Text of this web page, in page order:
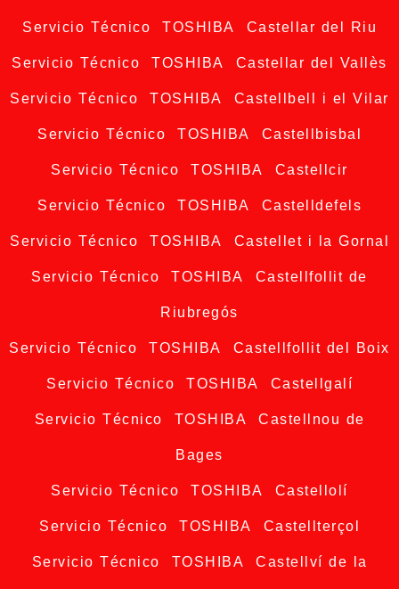
Servicio Técnico TOSHIBA Castellar del Riu
Servicio Técnico TOSHIBA Castellar del Vallès
Servicio Técnico TOSHIBA Castellbell i el Vilar
Servicio Técnico TOSHIBA Castellbisbal
Servicio Técnico TOSHIBA Castellcir
Servicio Técnico TOSHIBA Castelldefels
Servicio Técnico TOSHIBA Castellet i la Gornal
Servicio Técnico TOSHIBA Castellfollit de
Riubregós
Servicio Técnico TOSHIBA Castellfollit del Boix
Servicio Técnico TOSHIBA Castellgalí
Servicio Técnico TOSHIBA Castellnou de
Bages
Servicio Técnico TOSHIBA Castellolí
Servicio Técnico TOSHIBA Castellterçol
Servicio Técnico TOSHIBA Castellví de la